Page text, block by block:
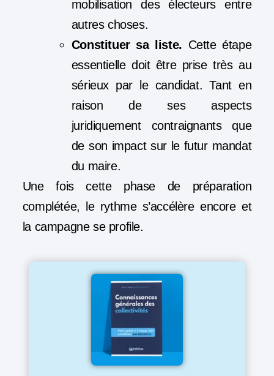
mobilisation des électeurs entre
autres choses.
Constituer sa liste. Cette étape
essentielle doit être prise très au
sérieux par le candidat. Tant en
raison de ses aspects
juridiquement contraignants que
de son impact sur le futur mandat
du maire.
Une fois cette phase de préparation
complétée, le rythme s’accélère encore et
la campagne se profile.